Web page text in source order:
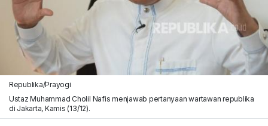
Republika/Prayogi
Ustaz Muhammad Cholil Nafis menjawab pertanyaan wartawan republika
di Jakarta, Kamis (13/12).